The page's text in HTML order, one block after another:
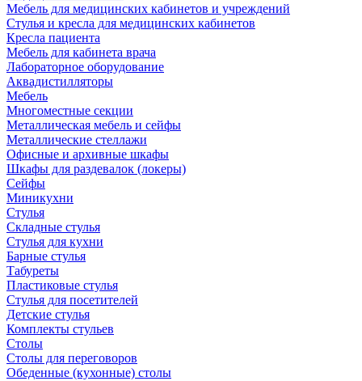
Мебель для медицинских кабинетов и учреждений
Стулья и кресла для медицинских кабинетов
Кресла пациента
Мебель для кабинета врача
Лабораторное оборудование
Аквадистилляторы
Мебель
Многоместные секции
Металлическая мебель и сейфы
Металлические стеллажи
Офисные и архивные шкафы
Шкафы для раздевалок (локеры)
Сейфы
Миникухни
Стулья
Складные стулья
Стулья для кухни
Барные стулья
Табуреты
Пластиковые стулья
Стулья для посетителей
Детские стулья
Комплекты стульев
Столы
Столы для переговоров
Обеденные (кухонные) столы